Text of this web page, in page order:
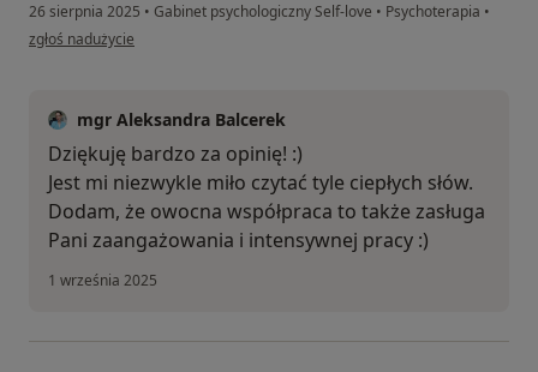
26 sierpnia 2025 • Gabinet psychologiczny Self-love • Psychoterapia •
w opinii użytkownika Aleksandra
zgłoś nadużycie
mgr Aleksandra Balcerek
Dziękuję bardzo za opinię! :)
Jest mi niezwykle miło czytać tyle ciepłych słów.
Dodam, że owocna współpraca to także zasługa
Pani zaangażowania i intensywnej pracy :)
1 września 2025